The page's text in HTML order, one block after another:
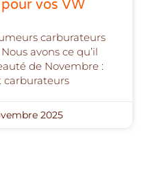
vos VW
carburateurs
avons ce qu’il
de Novembre :
carburateurs
2025